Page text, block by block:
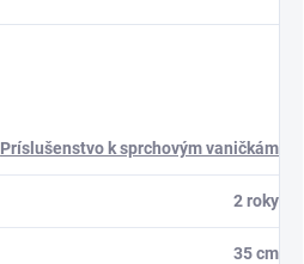
Príslušenstvo k sprchovým vaničkám
2 roky
35 cm